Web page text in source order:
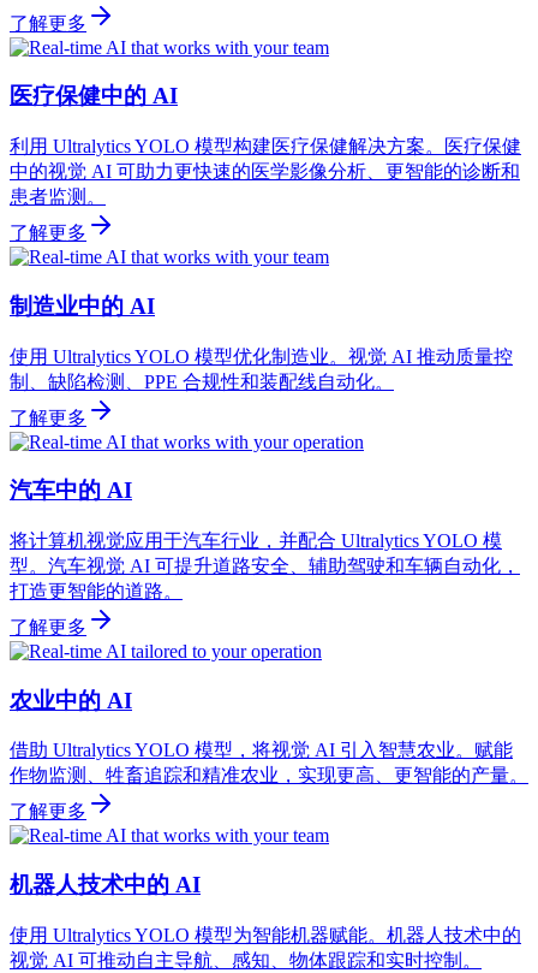
了解更多
医疗保健中的 AI
利用 Ultralytics YOLO 模型构建医疗保健解决方案。医疗保健
中的视觉 AI 可助力更快速的医学影像分析、更智能的诊断和
患者监测。
了解更多
制造业中的 AI
使用 Ultralytics YOLO 模型优化制造业。视觉 AI 推动质量控
制、缺陷检测、PPE 合规性和装配线自动化。
了解更多
汽车中的 AI
将计算机视觉应用于汽车行业，并配合 Ultralytics YOLO 模
型。汽车视觉 AI 可提升道路安全、辅助驾驶和车辆自动化，
打造更智能的道路。
了解更多
农业中的 AI
借助 Ultralytics YOLO 模型，将视觉 AI 引入智慧农业。赋能
作物监测、牲畜追踪和精准农业，实现更高、更智能的产量。
了解更多
机器人技术中的 AI
使用 Ultralytics YOLO 模型为智能机器赋能。机器人技术中的
视觉 AI 可推动自主导航、感知、物体跟踪和实时控制。